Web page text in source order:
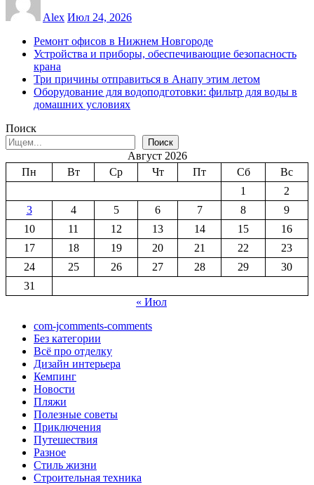
Alex Июл 24, 2026
Ремонт офисов в Нижнем Новгороде
Устройства и приборы, обеспечивающие безопасность
крана
Три причины отправиться в Анапу этим летом
Оборудование для водоподготовки: фильтр для воды в
домашних условиях
Поиск
Поиск
Август 2026
Пн
Вт Ср Чт Пт Сб
Вс
1
2
3
4 5 6 7 8
9
10
11 12 13 14 15
16
17
18 19 20 21 22
23
24
25 26 27 28 29
30
31
« Июл
com-jcomments-comments
Без категории
Всё про отделку
Дизайн интерьера
Кемпинг
Новости
Пляжи
Полезные советы
Приключения
Путешествия
Разное
Стиль жизни
Строительная техника